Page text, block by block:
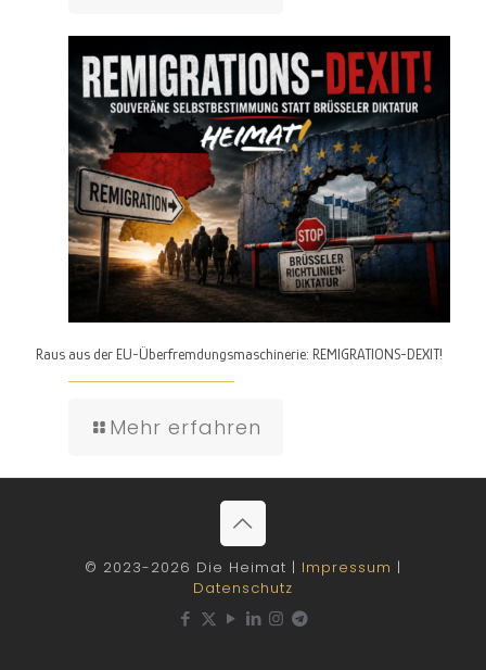
Raus aus der EU-Überfremdungsmaschinerie: REMIGRATIONS-DEXIT!
Mehr erfahren
© 2023-2026 Die Heimat | Impressum |
Datenschutz